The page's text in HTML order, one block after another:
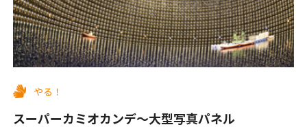
やる！
スーパーカミオカンデ〜大型写真パネル